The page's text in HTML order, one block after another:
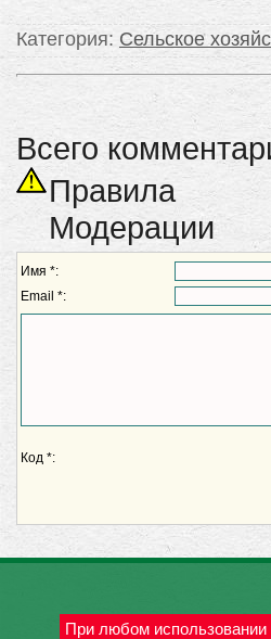
Категория: Сельское
Всего
Правила
Модерации
Имя *:
Email *:
Код *:
При любом использовании